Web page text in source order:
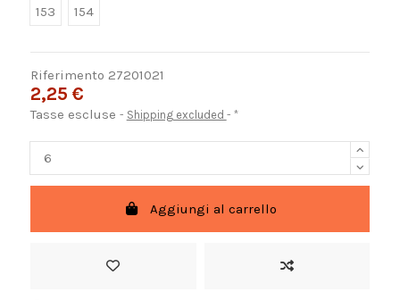
153 154
Riferimento 27201021
2,25 €
Tasse escluse Shipping excluded *
Aggiungi al carrello